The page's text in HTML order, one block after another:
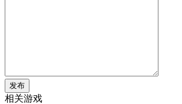
发布
相关游戏